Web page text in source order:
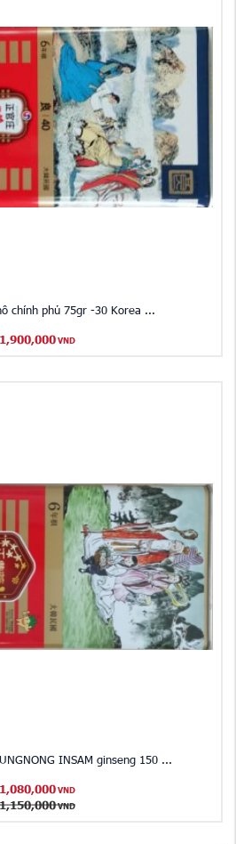
chính phủ 75gr -30 Korea ...
1,900,000 VND
INSAM ginseng 150 ...
1,080,000 VND
1,150,000 VND